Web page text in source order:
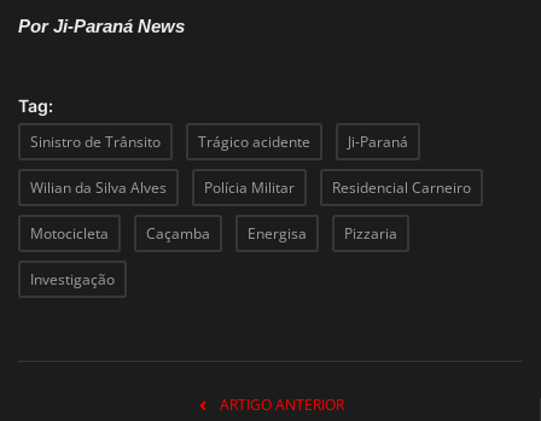
Por Ji-Paraná News
Tag:
Sinistro de Trânsito
Trágico acidente Ji-Paraná
Wilian da Silva Alves Polícia Militar Residencial Carneiro
Motocicleta Caçamba Energisa Pizzaria
Investigação
ARTIGO ANTERIOR